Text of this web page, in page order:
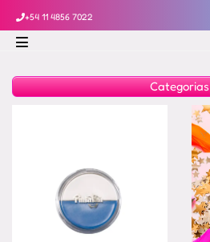
+54 11 4856 7022
Categorias